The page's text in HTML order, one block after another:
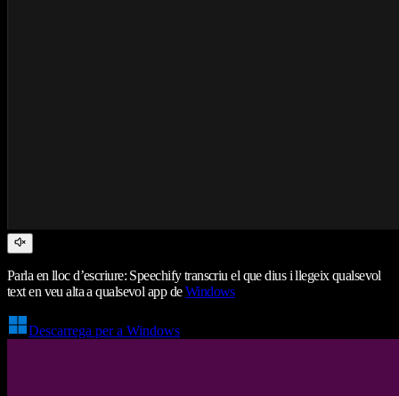
Parla en lloc d’escriure: Speechify transcriu el que dius i llegeix qualsevol
text en veu alta a qualsevol app deWindows
Descarrega per a Windows